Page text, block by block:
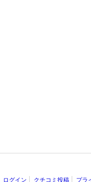
ログイン クチコミ投稿 プラ